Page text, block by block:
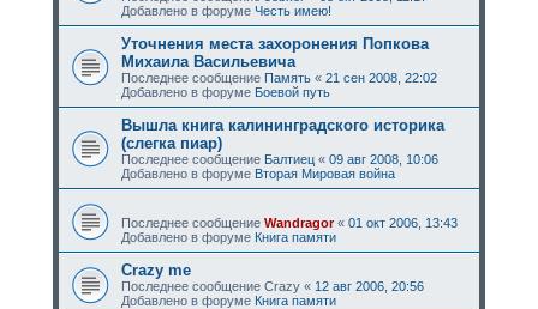
Добавлено в форуме Честь имею!
Уточнения места захоронения Попкова
Михаила Васильевича
Последнее сообщение Память« 21 сен 2008, 22:02
Добавлено в форуме Боевой путь
Вышла книга калининградского историка
(слегка пиар)
Последнее сообщение Балтиец« 09 авг 2008, 10:06
Добавлено в форуме Вторая Мировая война
Последнее сообщение Wandragor« 01 окт 2006, 13:43
Добавлено в форуме Книга памяти
Crazy me
Последнее сообщение Crazy« 12 авг 2006, 20:56
Добавлено в форуме Книга памяти